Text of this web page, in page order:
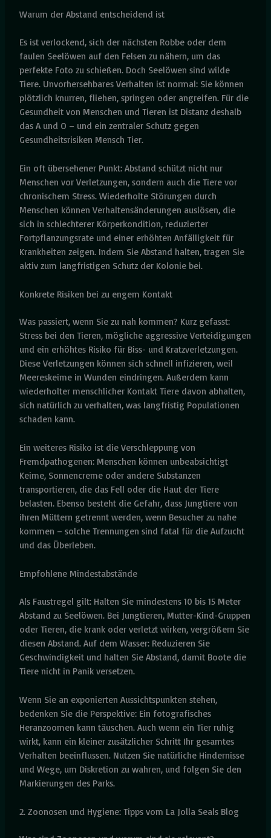
Warum der Abstand entscheidend ist
Es ist verlockend, sich der nächsten Robbe oder dem
faulen Seelöwen auf den Felsen zu nähern, um das
perfekte Foto zu schießen. Doch Seelöwen sind wilde
Tiere. Unvorhersehbares Verhalten ist normal: Sie können
plötzlich knurren, fliehen, springen oder angreifen. Für die
Gesundheit von Menschen und Tieren ist Distanz deshalb
das A und O – und ein zentraler Schutz gegen
Gesundheitsrisiken Mensch Tier.
Ein oft übersehener Punkt: Abstand schützt nicht nur
Menschen vor Verletzungen, sondern auch die Tiere vor
chronischem Stress. Wiederholte Störungen durch
Menschen können Verhaltensänderungen auslösen, die
sich in schlechterer Körperkondition, reduzierter
Fortpflanzungsrate und einer erhöhten Anfälligkeit für
Krankheiten zeigen. Indem Sie Abstand halten, tragen Sie
aktiv zum langfristigen Schutz der Kolonie bei.
Konkrete Risiken bei zu engem Kontakt
Was passiert, wenn Sie zu nah kommen? Kurz gefasst:
Stress bei den Tieren, mögliche aggressive Verteidigungen
und ein erhöhtes Risiko für Biss- und Kratzverletzungen.
Diese Verletzungen können sich schnell infizieren, weil
Meereskeime in Wunden eindringen. Außerdem kann
wiederholter menschlicher Kontakt Tiere davon abhalten,
sich natürlich zu verhalten, was langfristig Populationen
schaden kann.
Ein weiteres Risiko ist die Verschleppung von
Fremdpathogenen: Menschen können unbeabsichtigt
Keime, Sonnencreme oder andere Substanzen
transportieren, die das Fell oder die Haut der Tiere
belasten. Ebenso besteht die Gefahr, dass Jungtiere von
ihren Müttern getrennt werden, wenn Besucher zu nahe
kommen – solche Trennungen sind fatal für die Aufzucht
und das Überleben.
Empfohlene Mindestabstände
Als Faustregel gilt: Halten Sie mindestens 10 bis 15 Meter
Abstand zu Seelöwen. Bei Jungtieren, Mutter-Kind-Gruppen
oder Tieren, die krank oder verletzt wirken, vergrößern Sie
diesen Abstand. Auf dem Wasser: Reduzieren Sie
Geschwindigkeit und halten Sie Abstand, damit Boote die
Tiere nicht in Panik versetzen.
Wenn Sie an exponierten Aussichtspunkten stehen,
bedenken Sie die Perspektive: Ein fotografisches
Heranzoomen kann täuschen. Auch wenn ein Tier ruhig
wirkt, kann ein kleiner zusätzlicher Schritt Ihr gesamtes
Verhalten beeinflussen. Nutzen Sie natürliche Hindernisse
und Wege, um Diskretion zu wahren, und folgen Sie den
Markierungen des Parks.
2. Zoonosen und Hygiene: Tipps vom La Jolla Seals Blog